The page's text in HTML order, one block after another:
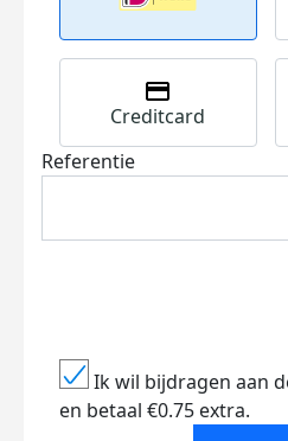
Creditcard
Referentie
Ik wil bijdragen aan
en betaal €0.75 extra.